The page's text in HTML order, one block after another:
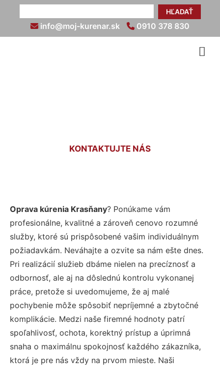
HĽADAŤ
info@moj-kurenar.sk 0910 378 830
KONTAKTUJTE NÁS
Oprava kúrenia Krasňany? Ponúkame vám
profesionálne, kvalitné a zároveň cenovo rozumné
služby, ktoré sú prispôsobené vašim individuálnym
požiadavkám. Neváhajte a ozvite sa nám ešte dnes.
Pri realizácií služieb dbáme nielen na precíznosť a
odbornosť, ale aj na dôslednú kontrolu vykonanej
práce, pretože si uvedomujeme, že aj malé
pochybenie môže spôsobiť nepríjemné a zbytočné
komplikácie. Medzi naše firemné hodnoty patrí
spoľahlivosť, ochota, korektný prístup a úprimná
snaha o maximálnu spokojnosť každého zákazníka,
ktorá je pre nás vždy na prvom mieste. Naši